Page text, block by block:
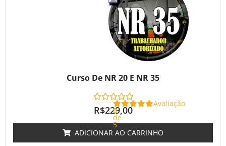
Curso De NR 20 E NR 35
Avaliação
0
de
5
R$229,00
ADICIONAR AO CARRINHO